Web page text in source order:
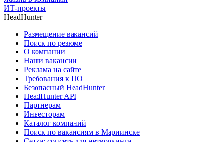
ИТ-проекты
HeadHunter
Размещение вакансий
Поиск по резюме
О компании
Наши вакансии
Реклама на сайте
Требования к ПО
Безопасный HeadHunter
HeadHunter API
Партнерам
Инвесторам
Каталог компаний
Поиск по вакансиям в Мариинске